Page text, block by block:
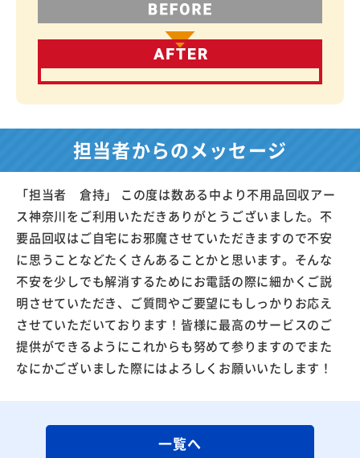
担当者からのメッセージ
「担当者 倉持」 この度は数ある中より不用品回収アー
ス神奈川をご利用いただきありがとうございました。不
要品回収はご自宅にお邪魔させていただきますので不安
に思うことなどたくさんあることかと思います。そんな
不安を少しでも解消するためにお電話の際に細かくご説
明させていただき、ご質問やご要望にもしっかりお応え
させていただいております！皆様に最高のサービスのご
提供ができるようにこれからも努めて参りますのでまた
なにかございました際にはよろしくお願いいたします！
一覧へ